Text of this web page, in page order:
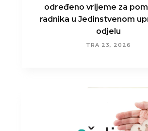
određeno vrijeme za
radnika u Jedinstvenom
odjelu
TRA 23, 2026